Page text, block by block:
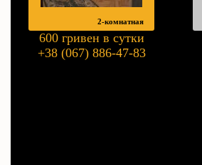
2-комнатная
600 гривен в сутки
+38 (067) 886-47-83